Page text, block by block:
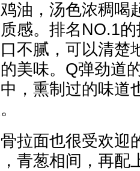
油，汤色浓稠喝
感。排名NO.1
不腻，可以清楚
美味。Q弹劲道
，熏制过的味道
面也很受欢迎
青葱相间，再配